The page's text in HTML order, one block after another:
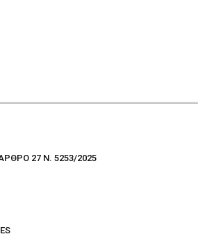
27 Ν. 5253/2025